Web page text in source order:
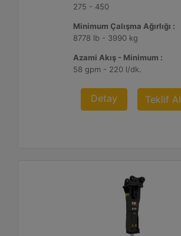
275 - 450
Minimum Çalışma Ağırlığı :
8778 lb - 3990 kg
Azami Akış - Minimum :
58 gpm - 220 l/dk.
Detay Teklif Al